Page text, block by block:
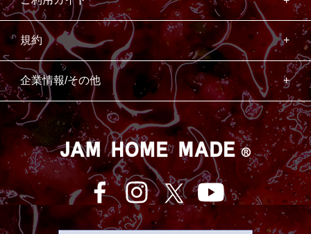
規約
企業情報/その他